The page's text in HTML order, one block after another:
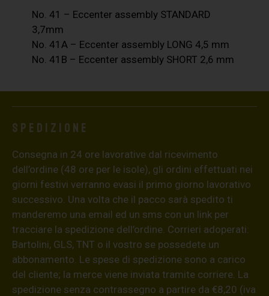
No. 41 – Eccenter assembly STANDARD
3,7mm
No. 41A – Eccenter assembly LONG 4,5 mm
No. 41B – Eccenter assembly SHORT 2,6 mm
Spedizione
Consegna in 24 ore lavorative dal ricevimento
dell’ordine (48 ore per le isole), gli ordini effettuati nei
giorni festivi verranno evasi il primo giorno lavorativo
successivo. Una volta che il pacco sarà spedito ti
manderemo una email ed un sms con un link per
tracciare la spedizione dell’ordine. Corrieri adoperati:
Bartolini, GLS, TNT o il vostro se possedete un
abbonamento. Le spese di spedizione sono a carico
del cliente; la merce viene inviata tramite corriere. La
spedizione senza contrassegno a partire da €8,20 (iva